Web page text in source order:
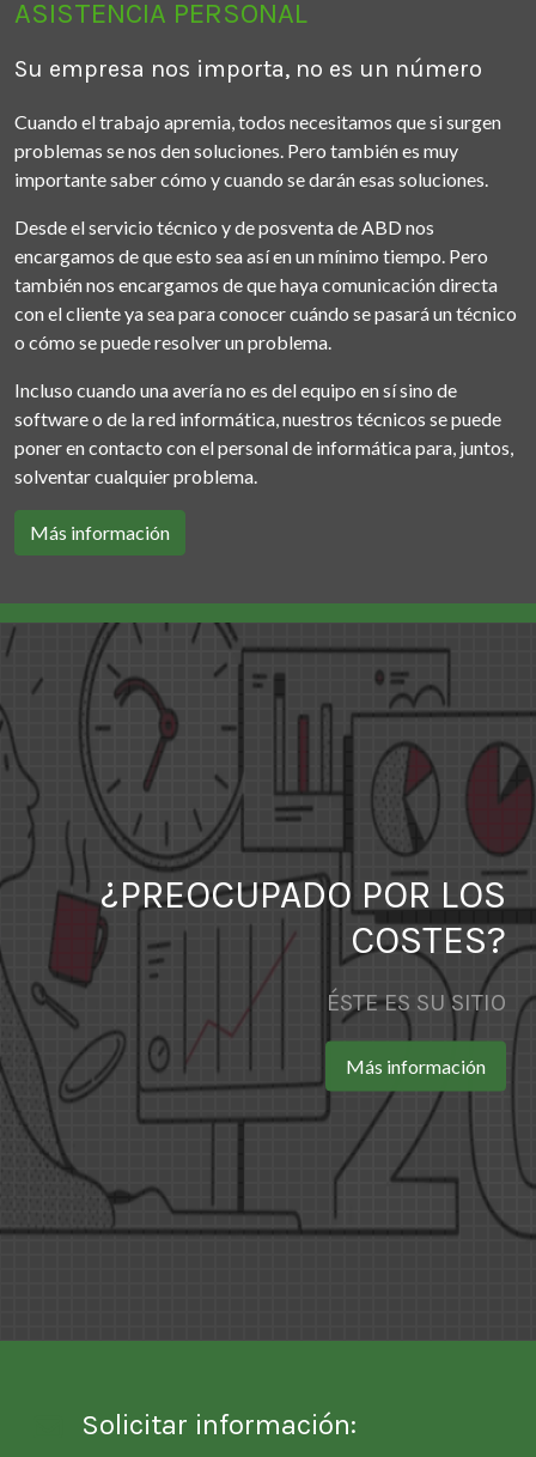
ASISTENCIA PERSONAL
Su empresa nos importa, no es un número
Cuando el trabajo apremia, todos necesitamos que si surgen
problemas se nos den soluciones. Pero también es muy
importante saber cómo y cuando se darán esas soluciones.
Desde el servicio técnico y de posventa de ABD nos
encargamos de que esto sea así en un mínimo tiempo. Pero
también nos encargamos de que haya comunicación directa
con el cliente ya sea para conocer cuándo se pasará un técnico
o cómo se puede resolver un problema.
Incluso cuando una avería no es del equipo en sí sino de
software o de la red informática, nuestros técnicos se puede
poner en contacto con el personal de informática para, juntos,
solventar cualquier problema.
Más información
¿PREOCUPADO POR LOS
COSTES?
ÉSTE ES SU SITIO
Más información
Solicitar información: